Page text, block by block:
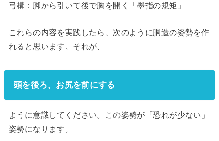
弓構：脚から引いて後で胸を開く「墨指の規矩」
これらの内容を実践したら、次のように胴造の姿勢を作
れると思います。それが、
頭を後ろ、お尻を前にする
ように意識してください。この姿勢が「恐れが少ない」
姿勢になります。